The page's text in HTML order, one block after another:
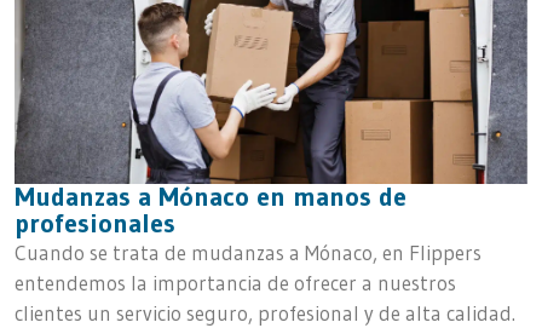
Mudanzas a Mónaco en manos de
profesionales
Cuando se trata de mudanzas a Mónaco, en Flippers
entendemos la importancia de ofrecer a nuestros
clientes un servicio seguro, profesional y de alta calidad.